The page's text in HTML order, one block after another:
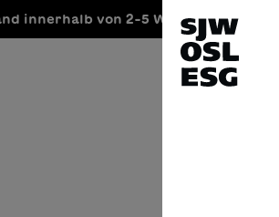
innerhalb von 2-5 Werktagen